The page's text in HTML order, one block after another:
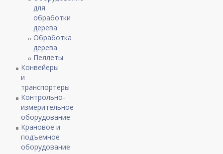
для
обработки
дерева
Обработка
дерева
Пеллеты
Конвейеры
и
транспортеры
Контрольно-
измерительное
оборудование
Крановое и
подъемное
оборудование